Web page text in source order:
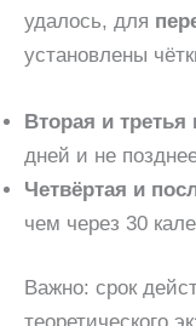
удалось, для
установлены
Вторая и
дней и не
Четвёртая и
чем через 30
Важно: срок